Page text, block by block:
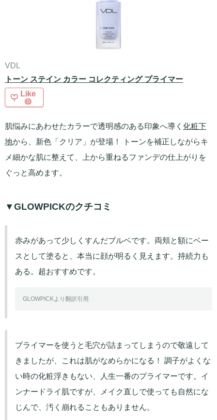
VDL
トーン ステイン カラー コレクティング プライマー
Like
0
肌悩みにあわせたカラーで透明感のある印象へ導く 化粧下
地から、新色「クリア」が登場！ トーンを補正しながらキ
メ細かな肌に整えて、上から重ねるファンデの仕上がりを
ぐっと高めます。
▼GLOWPICKのクチコミ
赤みがあって少しくすんだブルベです。両頬と額にベー
スとして塗ると、本当に顔が明るく見えます。持続力も
ある。超おすすめです。
GLOWPICKより翻訳引用
プライマーを使うと毛穴が詰まってしまうので敬遠して
きましたが、これは肌がなめらかになる！ 調子がよくな
い時の化粧浮きもない、人生一番のプライマーです。イ
ンナードライ肌ですが、メイク直しで使っても自然にな
じんで、汚く崩れることもありません。